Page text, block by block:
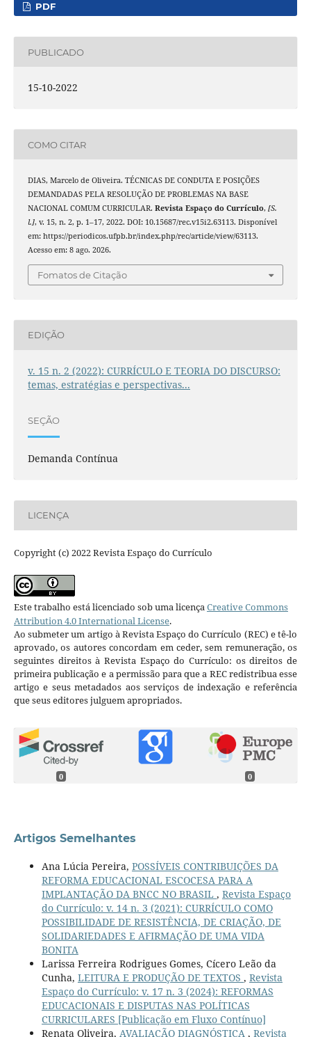
PDF
PUBLICADO
15-10-2022
COMO CITAR
DIAS, Marcelo de Oliveira. TÉCNICAS DE CONDUTA E POSIÇÕES
DEMANDADAS PELA RESOLUÇÃO DE PROBLEMAS NA BASE
NACIONAL COMUM CURRICULAR. Revista Espaço do Currículo, [S.
l.], v. 15, n. 2, p. 1–17, 2022. DOI: 10.15687/rec.v15i2.63113. Disponível
em: https://periodicos.ufpb.br/index.php/rec/article/view/63113.
Acesso em: 8 ago. 2026.
Fomatos de Citação
EDIÇÃO
v. 15 n. 2 (2022): CURRÍCULO E TEORIA DO DISCURSO:
temas, estratégias e perspectivas...
SEÇÃO
Demanda Contínua
LICENÇA
Copyright (c) 2022 Revista Espaço do Currículo
Este trabalho está licenciado sob uma licençaCreative Commons
Attribution 4.0 International License.
Ao submeter um artigo à Revista Espaço do Currículo (REC) e tê-lo
aprovado, os autores concordam em ceder, sem remuneração, os
seguintes direitos à Revista Espaço do Currículo: os direitos de
primeira publicação e a permissão para que a REC redistribua esse
artigo e seus metadados aos serviços de indexação e referência
que seus editores julguem apropriados.
0 0
Artigos Semelhantes
Ana Lúcia Pereira, POSSÍVEIS CONTRIBUIÇÕES DA
REFORMA EDUCACIONAL ESCOCESA PARA A
IMPLANTAÇÃO DA BNCC NO BRASIL , Revista Espaço
do Currículo: v. 14 n. 3 (2021): CURRÍCULO COMO
POSSIBILIDADE DE RESISTÊNCIA, DE CRIAÇÃO, DE
SOLIDARIEDADES E AFIRMAÇÃO DE UMA VIDA
BONITA
Larissa Ferreira Rodrigues Gomes, Cícero Leão da
Cunha, LEITURA E PRODUÇÃO DE TEXTOS , Revista
Espaço do Currículo: v. 17 n. 3 (2024): REFORMAS
EDUCACIONAIS E DISPUTAS NAS POLÍTICAS
CURRICULARES [Publicação em Fluxo Contínuo]
Renata Oliveira, AVALIAÇÃO DIAGNÓSTICA , Revista